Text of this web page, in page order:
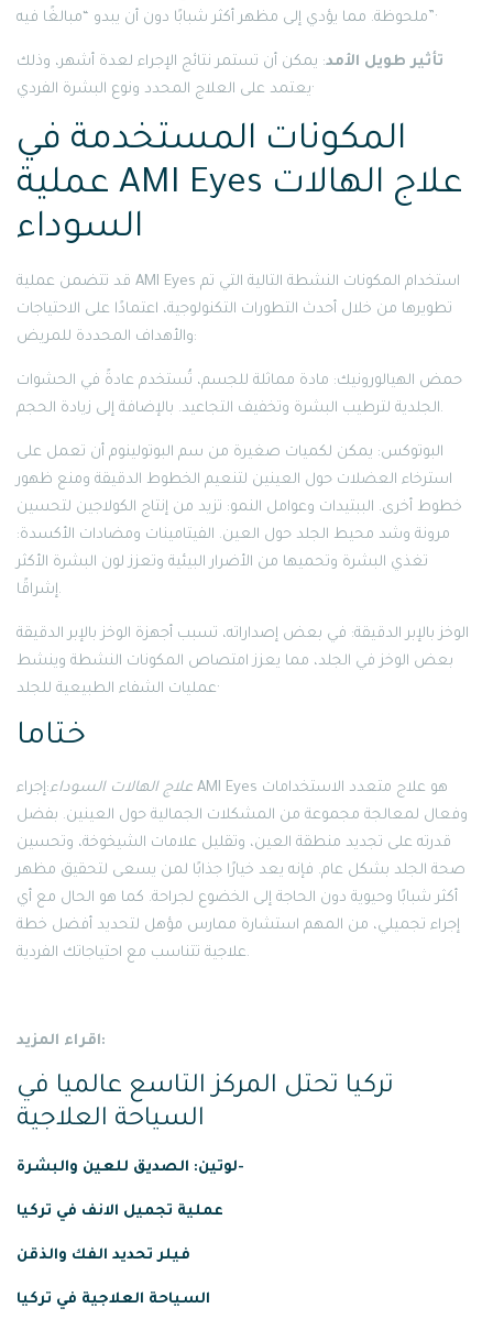
ملحوظة. مما يؤدي إلى مظهر أكثر شبابًا دون أن يبدو “مبالغًا فيه”·
تأثير طويل الأمد: يمكن أن تستمر نتائج الإجراء لعدة أشهر، وذلك
يعتمد على العلاج المحدد ونوع البشرة الفردي·
المكونات المستخدمة في
عملية AMI Eyes علاج الهالات
السوداء
قد تتضمن عملية AMI Eyes استخدام المكونات النشطة التالية التي تم
تطويرها من خلال أحدث التطورات التكنولوجية، اعتمادًا على الاحتياجات
والأهداف المحددة للمريض:
حمض الهيالورونيك: مادة مماثلة للجسم، تُستخدم عادةً في الحشوات
الجلدية لترطيب البشرة وتخفيف التجاعيد. بالإضافة إلى زيادة الحجم.
البوتوكس: يمكن لكميات صغيرة من سم البوتولينوم أن تعمل على
استرخاء العضلات حول العينين لتنعيم الخطوط الدقيقة ومنع ظهور
خطوط أخرى. الببتيدات وعوامل النمو: تزيد من إنتاج الكولاجين لتحسين
مرونة وشد محيط الجلد حول العين. الفيتامينات ومضادات الأكسدة:
تغذي البشرة وتحميها من الأضرار البيئية وتعزز لون البشرة الأكثر
إشراقًا.
الوخز بالإبر الدقيقة: في بعض إصداراته، تسبب أجهزة الوخز بالإبر الدقيقة
بعض الوخز في الجلد، مما يعزز امتصاص المكونات النشطة وينشط
عمليات الشفاء الطبيعية للجلد·
ختاما
علاج الهالات السوداء:إجراء AMI Eyes هو علاج متعدد الاستخدامات
وفعال لمعالجة مجموعة من المشكلات الجمالية حول العينين. بفضل
قدرته على تجديد منطقة العين، وتقليل علامات الشيخوخة، وتحسين
صحة الجلد بشكل عام. فإنه يعد خيارًا جذابًا لمن يسعى لتحقيق مظهر
أكثر شبابًا وحيوية دون الحاجة إلى الخضوع لجراحة. كما هو الحال مع أي
إجراء تجميلي، من المهم استشارة ممارس مؤهل لتحديد أفضل خطة
علاجية تتناسب مع احتياجاتك الفردية.
اقراء المزيد:
تركيا تحتل المركز التاسع عالميا في
السياحة العلاجية
لوتين: الصديق للعين والبشرة-
عملية تجميل الانف في تركيا
فيلر تحديد الفك والذقن
السياحة العلاجية في تركيا